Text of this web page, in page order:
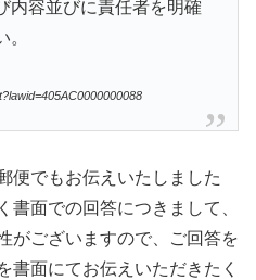
内容並びに責任者を明確
でもお伝えいたしました
書面での回答につきまして、
がございますので、ご回答を
書面にてお伝えいただきたく